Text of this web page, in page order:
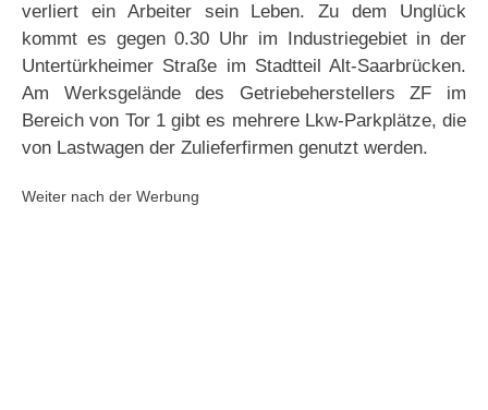
verliert ein Arbeiter sein Leben. Zu dem Unglück
kommt es gegen 0.30 Uhr im Industriegebiet in der
Untertürkheimer Straße im Stadtteil Alt-Saarbrücken.
Am Werksgelände des Getriebeherstellers ZF im
Bereich von Tor 1 gibt es mehrere Lkw-Parkplätze, die
von Lastwagen der Zulieferfirmen genutzt werden.
Weiter nach der Werbung